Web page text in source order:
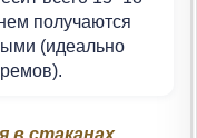
получаются
(идеально
в стаканах